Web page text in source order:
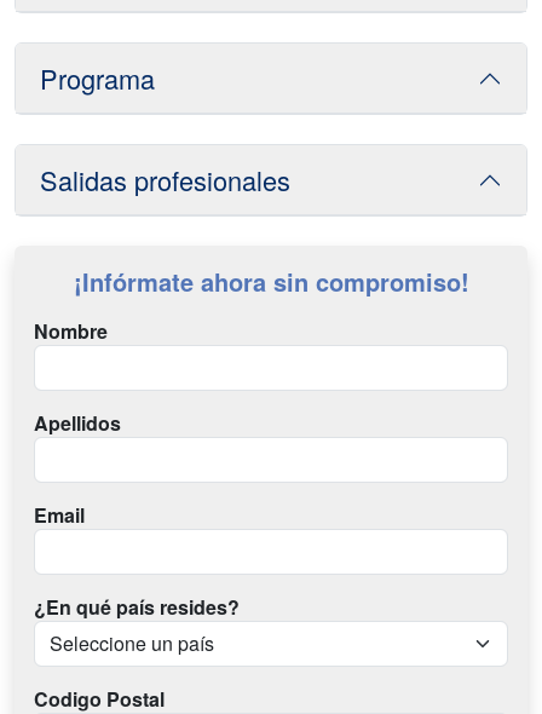
Programa
Salidas profesionales
¡Infórmate ahora sin compromiso!
Nombre
Apellidos
Email
¿En qué país resides?
Codigo Postal